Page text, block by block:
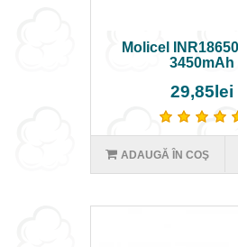
Molicel
3450mAh
29,85lei
ADAUGĂ ÎN COŞ